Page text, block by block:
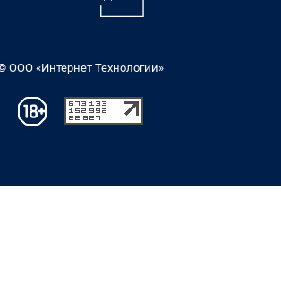
ООО «Интернет Технологии»